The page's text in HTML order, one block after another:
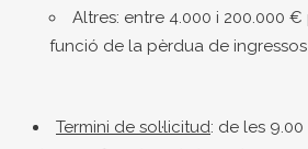
Altres: entre 4.000 i 200.000
funció de la pèrdua de ingressos
Termini de sol·licitud: de les